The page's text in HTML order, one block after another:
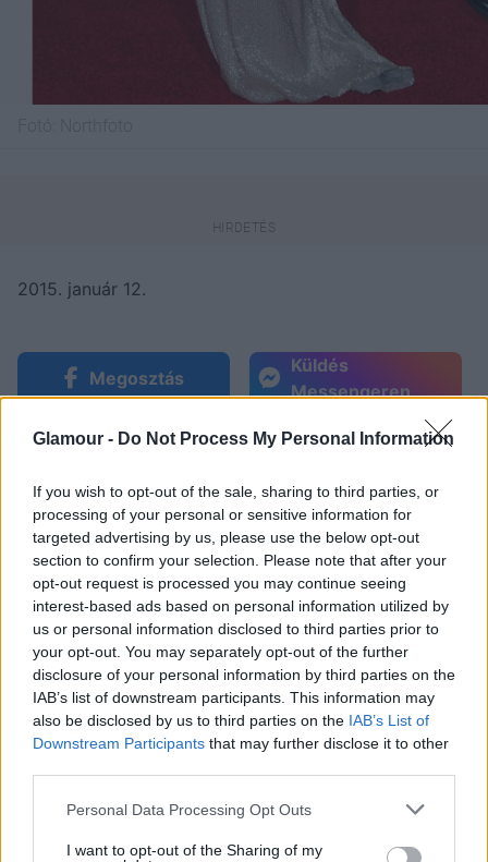
Glamour - Do Not Process My Personal Information
If you wish to opt-out of the sale, sharing to third parties, or
processing of your personal or sensitive information for
targeted advertising by us, please use the below opt-out
section to confirm your selection. Please note that after your
opt-out request is processed you may continue seeing
interest-based ads based on personal information utilized by
us or personal information disclosed to third parties prior to
your opt-out. You may separately opt-out of the further
disclosure of your personal information by third parties on the
IAB’s list of downstream participants. This information may
also be disclosed by us to third parties on the IAB’s List of
Downstream Participants that may further disclose it to other
Please note that this website/app uses one or more Google
not limited to your visit or usage behaviour. You may click to
Personal Data Processing Opt Outs
I want to opt-out of the Sharing of my
2015. január 12.
Megosztás
Küldés
Messengeren
jegyében zajlott, hiszen szinte mindegyik sztár
csak úgy szórta a csillámokat magából a vörös
szőnyegen. Reese Witherspoon Calvin Klein
ruhája például annyira különleges kreáció volt,
hogy összesen 80 óra kellett az
elkészítéséhez. És természetesen gyönyörű
volt benne a 38 éves színésznő, nem
gondolod?